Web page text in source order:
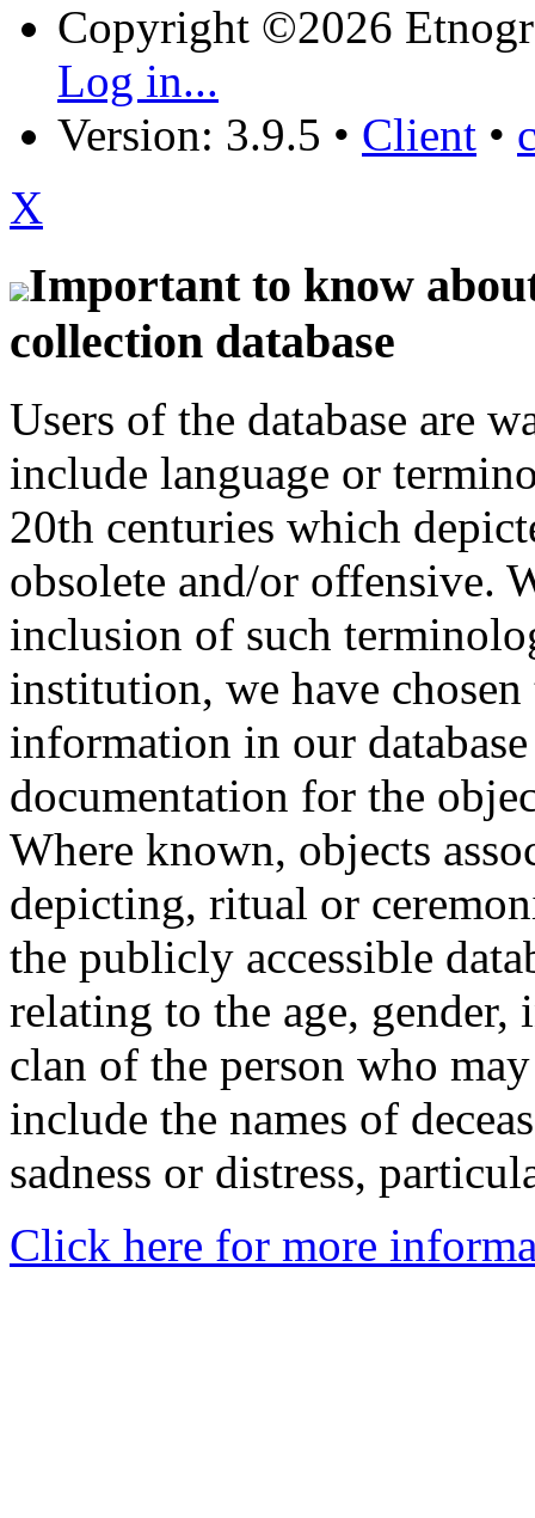
Copyright ©2026
Log in...
Version: 3.9.5 • Client •
X
Important to know
collection database
Users of the database are
include language or
20th centuries which
obsolete and/or offensive.
inclusion of such
institution, we have
information in our
documentation for the
Where known, objects
depicting, ritual or
the publicly accessible
relating to the age,
clan of the person who
include the names of
sadness or distress,
Click here for more